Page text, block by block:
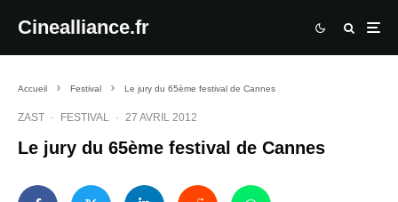
Cinealliance.fr
Accueil Festival Le jury du 65ème festival de Cannes
ZAST · FESTIVAL · 27 AVRIL 2012
Le jury du 65ème festival de Cannes